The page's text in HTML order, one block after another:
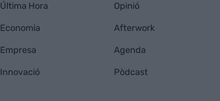
Última Hora
Economia
Empresa
Innovació
Opinió
Afterwork
Agenda
Pòdcast